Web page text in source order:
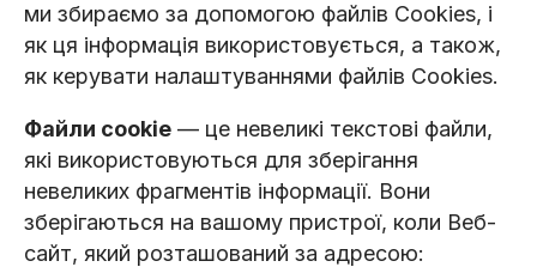
ми збираємо за допомогою файлів Cookies, і
як ця інформація використовується, а також,
як керувати налаштуваннями файлів Cookies.
Файли cookie — це невеликі текстові файли,
які використовуються для зберігання
невеликих фрагментів інформації. Вони
зберігаються на вашому пристрої, коли Веб-
сайт, який розташований за адресою: